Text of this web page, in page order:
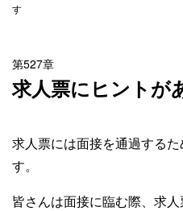
す
第527章
求人票にヒントが
求人票には面接を通過する
す。
皆さんは面接に臨む際、求